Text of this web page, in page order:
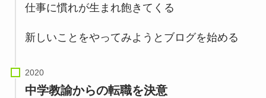
仕事に慣れが生まれ飽きてくる
新しいことをやってみようとブログを始める
中学教諭からの転職を決意